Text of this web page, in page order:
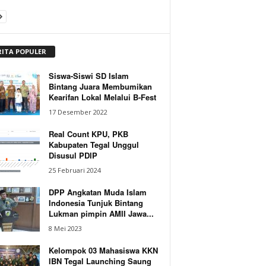
POPULER
Siswa-Siswi SD Islam
Bintang Juara Membumikan
Kearifan Lokal Melalui B-Fest
17 Desember 2022
Real Count KPU, PKB
Kabupaten Tegal Unggul
Disusul PDIP
25 Februari 2024
DPP Angkatan Muda Islam
Indonesia Tunjuk Bintang
Lukman pimpin AMII Jawa...
8 Mei 2023
Kelompok 03 Mahasiswa KKN
IBN Tegal Launching Saung